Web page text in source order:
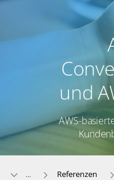
Infrastruktur & Betrieb
und
AWS-
... Referenzen